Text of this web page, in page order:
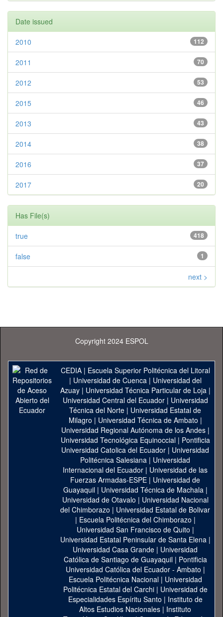
Date issued
112
2010
70
2011
53
2012
46
2015
43
2013
38
2014
37
2016
20
2017
Has File(s)
418
true
1
false
next >
Copyright 2024 ESPOL
CEDIA| Escuela Superior Politécnica del Litoral
| Universidad de Cuenca| Universidad del
Azuay| Universidad Técnica Particular de Loja|
Universidad Central del Ecuador| Universidad
Técnica del Norte | Universidad Estatal de
Milagro | Universidad Técnica de Ambato |
Universidad Regional Autónoma de los Andes|
Universidad Tecnológica Equinoccial| Pontificia
Universidad Catolica del Ecuador | Universidad
Politécnica Salesiana | Universidad
Internacional del Ecuador | Universidad de las
Fuerzas Armadas-ESPE | Universidad de
Guayaquil| Universidad Técnica de Machala|
Universidad de Otavalo | Universidad Nacional
del Chimborazo | Universidad Estatal de Bolivar
| Escuela Politécnica del Chimborazo |
Universidad San Francisco de Quito |
Universidad Estatal Peninsular de Santa Elena|
Universidad Casa Grande | Universidad
Católica de Santiago de Guayaquil| Pontificia
Universidad Católica del Ecuador - Ambato |
Escuela Politécnica Nacional| Universidad
Politécnica Estatal del Carchi| Universidad de
Especialidades Espíritu Santo | Instituto de
Altos Estudios Nacionales | Instituto